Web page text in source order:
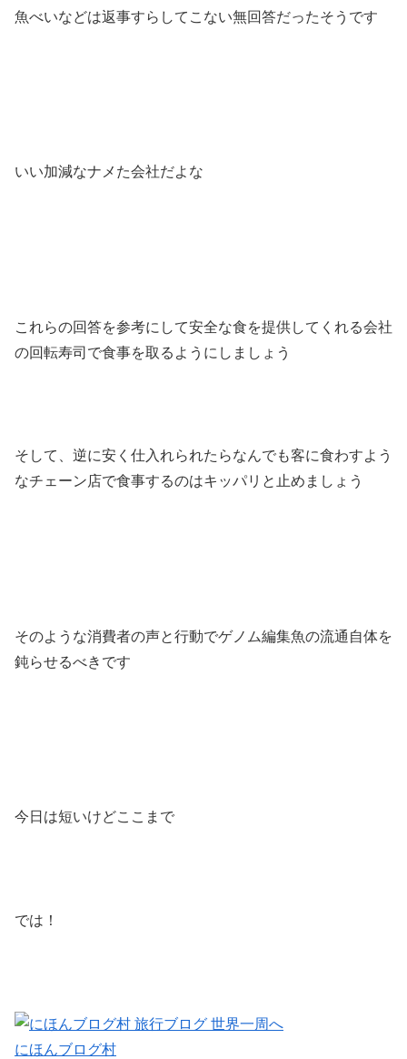
魚べいなどは返事すらしてこない無回答だったそうです
いい加減なナメた会社だよな
これらの回答を参考にして安全な食を提供してくれる会社
の回転寿司で食事を取るようにしましょう
そして、逆に安く仕入れられたらなんでも客に食わすよう
なチェーン店で食事するのはキッパリと止めましょう
そのような消費者の声と行動でゲノム編集魚の流通自体を
鈍らせるべきです
今日は短いけどここまで
では！
にほんブログ村